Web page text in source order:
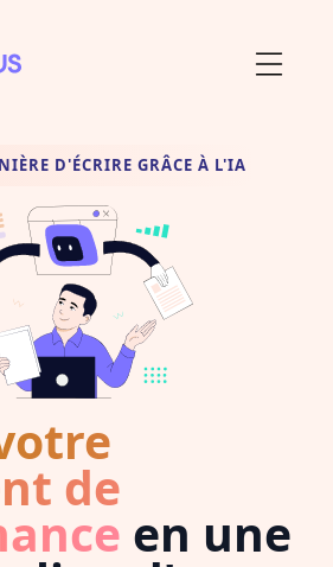
D'ÉCRIRE GRÂCE À L'IA
de
en une